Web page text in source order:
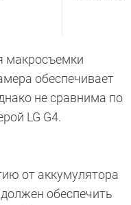
макросъемки
обеспечивает
не сравнима по
LG G4.
от аккумулятора
обеспечить